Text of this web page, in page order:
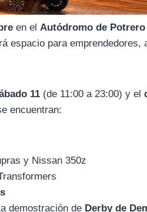
en el Autódromo de
espacio para
11 (de 11:00 a 23:00) y el
encuentran:
y Nissan 350z
demostración de Derby de